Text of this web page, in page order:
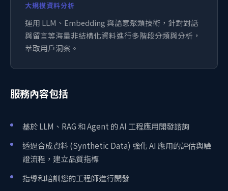
大規模資料分析
運用 LLM、Embedding 與語意聚類技術，針對對話
與留言等海量非結構化資料進行多階段分類與分析，
萃取用戶洞察。
服務內容包括
基於 LLM、RAG 和 Agent 的 AI 工程應用開發諮詢
透過合成資料 (Synthetic Data) 強化 AI 應用的評估與驗
證流程，建立品質指標
指導和培訓您的工程師進行開發